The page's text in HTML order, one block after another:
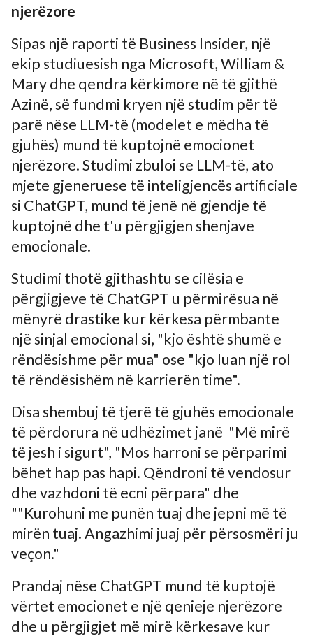
njerëzore
Sipas një raporti të Business Insider, një
ekip studiuesish nga Microsoft, William &
Mary dhe qendra kërkimore në të gjithë
Azinë, së fundmi kryen një studim për të
parë nëse LLM-të (modelet e mëdha të
gjuhës) mund të kuptojnë emocionet
njerëzore. Studimi zbuloi se LLM-të, ato
mjete gjeneruese të inteligjencës artificiale
si ChatGPT, mund të jenë në gjendje të
kuptojnë dhe t'u përgjigjen shenjave
emocionale.
Studimi thotë gjithashtu se cilësia e
përgjigjeve të ChatGPT u përmirësua në
mënyrë drastike kur kërkesa përmbante
një sinjal emocional si, "kjo është shumë e
rëndësishme për mua" ose "kjo luan një rol
të rëndësishëm në karrierën time".
Disa shembuj të tjerë të gjuhës emocionale
të përdorura në udhëzimet janë "Më mirë
të jesh i sigurt", "Mos harroni se përparimi
bëhet hap pas hapi. Qëndroni të vendosur
dhe vazhdoni të ecni përpara" dhe
""Kurohuni me punën tuaj dhe jepni më të
mirën tuaj. Angazhimi juaj për përsosmëri ju
veçon."
Prandaj nëse ChatGPT mund të kuptojë
vërtet emocionet e një qenieje njerëzore
dhe u përgjigjet më mirë kërkesave kur